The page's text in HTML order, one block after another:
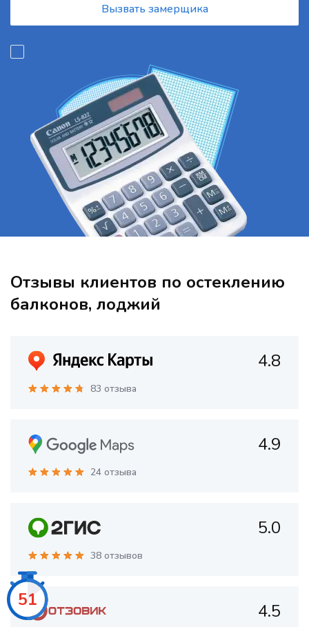
Вызвать замерщика
Отзывы клиентов по остеклению
балконов, лоджий
4.8
83 отзыва
4.9
24 отзыва
5.0
38 отзывов
4.5
49